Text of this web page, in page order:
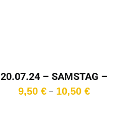
20.07.24 – SAMSTAG –
20:15 Uhr
9,50 € – 10,50 €Preisspanne: